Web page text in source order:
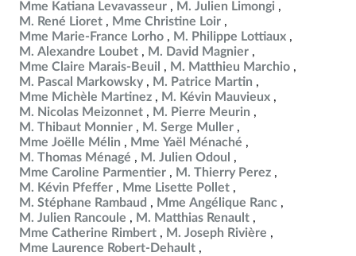
Mme Katiana Levavasseur
M. Julien Limongi
M. René Lioret
Mme Christine Loir
Mme Marie-France Lorho
M. Philippe Lottiaux
M. Alexandre Loubet
M. David Magnier
Mme Claire Marais-Beuil
M. Matthieu Marchio
M. Pascal Markowsky
M. Patrice Martin
Mme Michèle Martinez
M. Kévin Mauvieux
M. Nicolas Meizonnet
M. Pierre Meurin
M. Thibaut Monnier
M. Serge Muller
Mme Joëlle Mélin
Mme Yaël Ménaché
M. Thomas Ménagé
M. Julien Odoul
Mme Caroline Parmentier
M. Thierry Perez
M. Kévin Pfeffer
Mme Lisette Pollet
M. Stéphane Rambaud
Mme Angélique Ranc
M. Julien Rancoule
M. Matthias Renault
Mme Catherine Rimbert
M. Joseph Rivière
Mme Laurence Robert-Dehault